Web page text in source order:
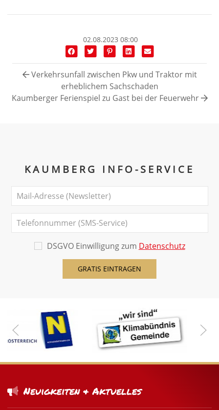
02.08.2023 08:00
Verkehrsunfall zwischen Pkw und Traktor mit
erheblichem Sachschaden
Kaumberger Ferienspiel zu Gast bei der Feuerwehr
KAUMBERG INFO-SERVICE
DSGVO Einwilligung zum Datenschutz
Neuigkeiten & Aktuelles